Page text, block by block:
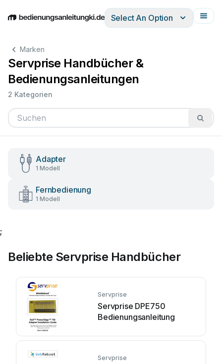
EnglishDeutschEspañolItalianoFrançais
Select An Option
Marken
Servprise Handbücher &
Bedienungsanleitungen
2 Kategorien
Adapter
1 Modell
Fernbedienung
1 Modell
;
Beliebte Servprise Handbücher
Servprise
Servprise DPE750
Bedienungsanleitung
Servprise